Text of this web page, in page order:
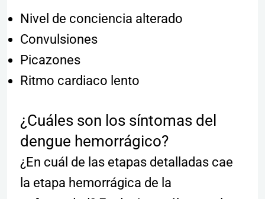
Nivel de conciencia alterado
Convulsiones
Picazones
Ritmo cardiaco lento
¿Cuáles son los síntomas del
dengue hemorrágico?
¿En cuál de las etapas detalladas cae
la etapa hemorrágica de la